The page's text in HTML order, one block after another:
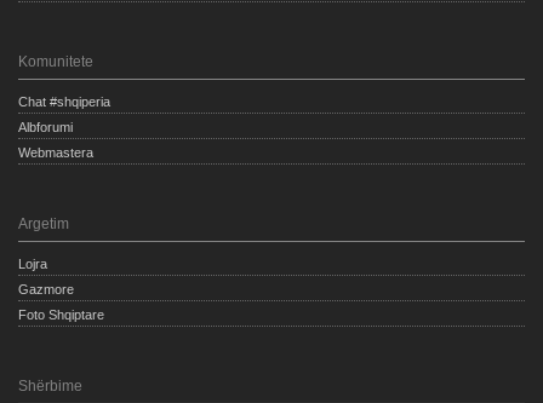
Komunitete
Chat #shqiperia
Albforumi
Webmastera
Argetim
Lojra
Gazmore
Foto Shqiptare
Shërbime